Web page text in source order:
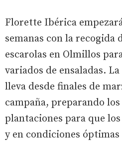
Florette Ibérica
semanas con la recogida
escarolas en Olmillos
variados de ensaladas.
lleva desde finales de
campaña, preparando
plantaciones para que
y en condiciones